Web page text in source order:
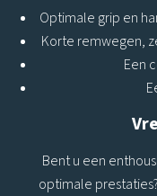
Optimale grip en
Korte remwegen,
Een
Bent u een
optimale